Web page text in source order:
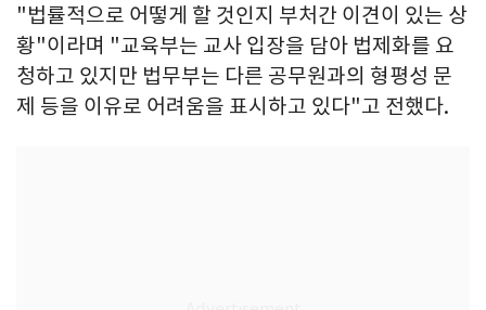
"법률적으로 어떻게 할 것인지 부처간 이견이 있는 상
황"이라며 "교육부는 교사 입장을 담아 법제화를 요
청하고 있지만 법무부는 다른 공무원과의 형평성 문
제 등을 이유로 어려움을 표시하고 있다"고 전했다.